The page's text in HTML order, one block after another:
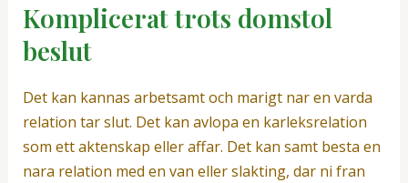
Komplicerat trots domstol
beslut
Det kan kannas arbetsamt och marigt nar en varda
relation tar slut. Det kan avlopa en karleksrelation
som ett aktenskap eller affar. Det kan samt besta en
nara relation med en van eller slakting, dar ni fran